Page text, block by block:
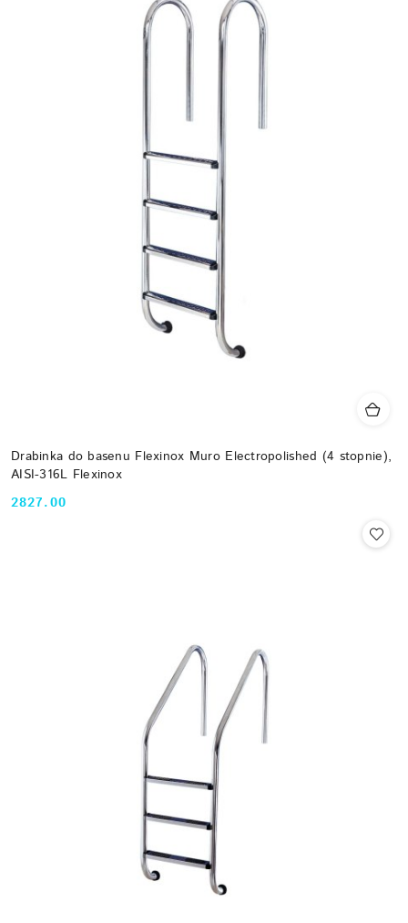
Drabinka do basenu Flexinox Muro Electropolished (4 stopnie),
AISI-316L Flexinox
Cena:
2827.00